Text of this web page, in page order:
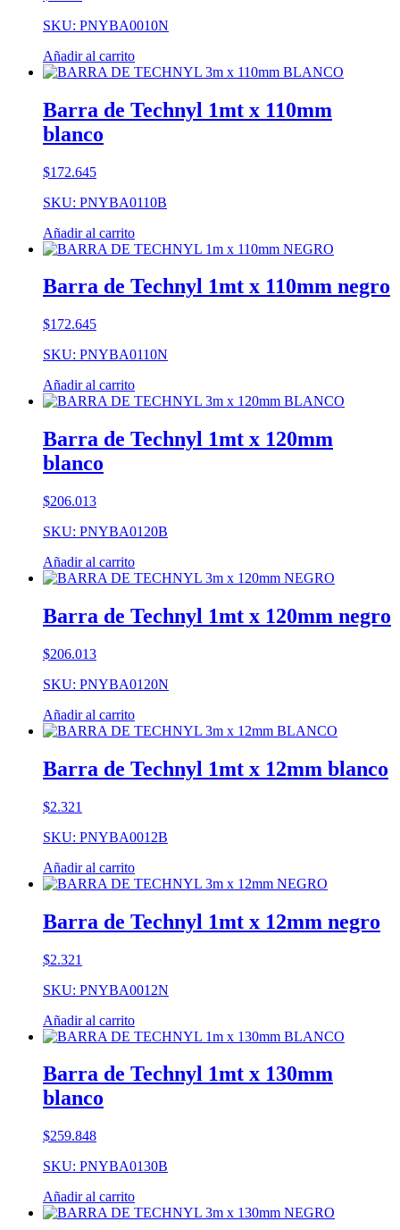
SKU: PNYBA0010N
Añadir al carrito
Barra de Technyl 1mt x 110mm
blanco
$172.645
SKU: PNYBA0110B
Añadir al carrito
Barra de Technyl 1mt x 110mm negro
$172.645
SKU: PNYBA0110N
Añadir al carrito
Barra de Technyl 1mt x 120mm
blanco
$206.013
SKU: PNYBA0120B
Añadir al carrito
Barra de Technyl 1mt x 120mm negro
$206.013
SKU: PNYBA0120N
Añadir al carrito
Barra de Technyl 1mt x 12mm blanco
$2.321
SKU: PNYBA0012B
Añadir al carrito
Barra de Technyl 1mt x 12mm negro
$2.321
SKU: PNYBA0012N
Añadir al carrito
Barra de Technyl 1mt x 130mm
blanco
$259.848
SKU: PNYBA0130B
Añadir al carrito